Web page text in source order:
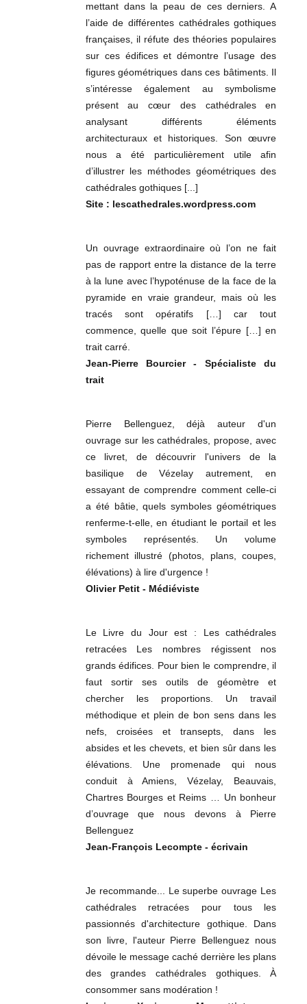
mettant dans la peau de ces derniers. A
l’aide de différentes cathédrales gothiques
françaises, il réfute des théories populaires
sur ces édifices et démontre l’usage des
figures géométriques dans ces bâtiments. Il
s’intéresse également au symbolisme
présent au cœur des cathédrales en
analysant différents éléments
architecturaux et historiques. Son œuvre
nous a été particulièrement utile afin
d’illustrer les méthodes géométriques des
cathédrales gothiques [...]
Site : lescathedrales.wordpress.com
Un ouvrage extraordinaire où l’on ne fait
pas de rapport entre la distance de la terre
à la lune avec l’hypoténuse de la face de la
pyramide en vraie grandeur, mais où les
tracés sont opératifs […] car tout
commence, quelle que soit l’épure […] en
trait carré.
Jean-Pierre Bourcier - Spécialiste du
trait
Pierre Bellenguez, déjà auteur d'un
ouvrage sur les cathédrales, propose, avec
ce livret, de découvrir l'univers de la
basilique de Vézelay autrement, en
essayant de comprendre comment celle-ci
a été bâtie, quels symboles géométriques
renferme-t-elle, en étudiant le portail et les
symboles représentés. Un volume
richement illustré (photos, plans, coupes,
élévations) à lire d'urgence !
Olivier Petit - Médiéviste
Le Livre du Jour est : Les cathédrales
retracées Les nombres régissent nos
grands édifices. Pour bien le comprendre, il
faut sortir ses outils de géomètre et
chercher les proportions. Un travail
méthodique et plein de bon sens dans les
nefs, croisées et transepts, dans les
absides et les chevets, et bien sûr dans les
élévations. Une promenade qui nous
conduit à Amiens, Vézelay, Beauvais,
Chartres Bourges et Reims … Un bonheur
d’ouvrage que nous devons à Pierre
Bellenguez
Jean-François Lecompte - écrivain
Je recommande... Le superbe ouvrage Les
cathédrales retracées pour tous les
passionnés d'architecture gothique. Dans
son livre, l'auteur Pierre Bellenguez nous
dévoile le message caché derrière les plans
des grandes cathédrales gothiques. À
consommer sans modération !